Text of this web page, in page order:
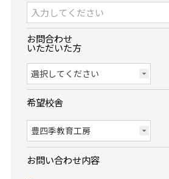
お問合わせ
いただいた方
希望校舎
お問い合わせ内容